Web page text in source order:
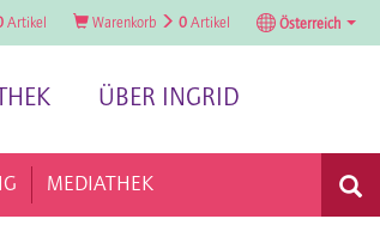
Artikel Warenkorb 0 Artikel Österreich
ÜBER INGRID
MEDIATHEK